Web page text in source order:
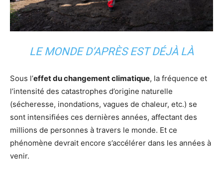
LE MONDE D’APRÈS EST DÉJÀ LÀ
Sous l’effet du changement climatique, la fréquence et
l’intensité des catastrophes d’origine naturelle
(sécheresse, inondations, vagues de chaleur, etc.) se
sont intensifiées ces dernières années, affectant des
millions de personnes à travers le monde. Et ce
phénomène devrait encore s’accélérer dans les années à
venir.